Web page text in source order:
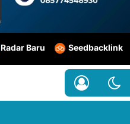
Radar Baru Seedbacklink